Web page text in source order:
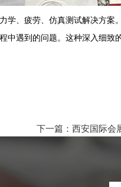
、疲劳、仿真测试解决方案
中遇到的问题。这种深入细致
下一篇： 西安国际会